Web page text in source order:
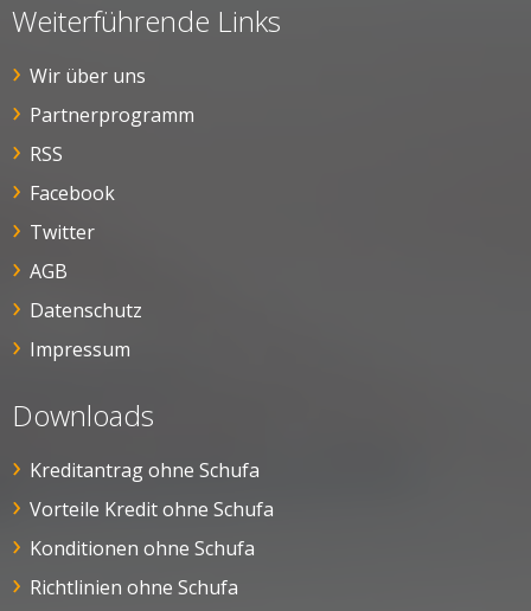
Weiterführende Links
Wir über uns
Partnerprogramm
RSS
Facebook
Twitter
AGB
Datenschutz
Impressum
Downloads
Kreditantrag ohne Schufa
Vorteile Kredit ohne Schufa
Konditionen ohne Schufa
Richtlinien ohne Schufa